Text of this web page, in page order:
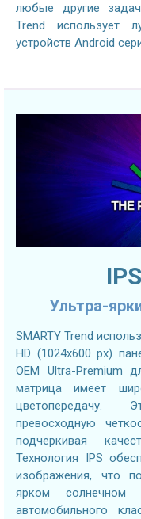
любые другие
Trend использует
устройств Android
Ультра-
SMARTY Trend
HD (1024х600 px)
OEM Ultra-Premium
матрица имеет
цветопередачу.
превосходную
подчеркивая
Технология IPS
изображения, что
ярком солнечном
автомобильного